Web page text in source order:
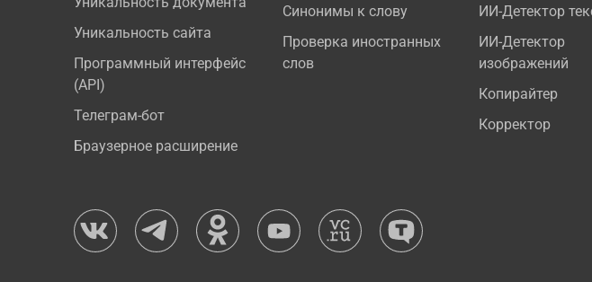
Уникальность сайта
Программный интерфейс
(API)
Телеграм-бот
Браузерное расширение
Синонимы к слову
Проверка иностранных
слов
ИИ-Детектор
ИИ-Детектор
изображений
Копирайтер
Корректор